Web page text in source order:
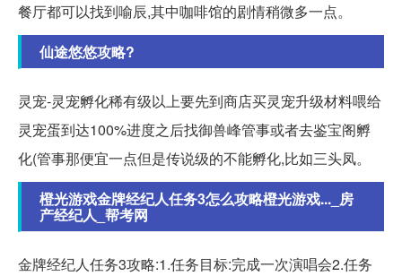
餐厅都可以找到喻辰,其中咖啡馆的剧情稍微多一点。
仙途悠悠攻略?
灵宠-灵宠孵化稀有级以上要先到商店买灵宠升级材料喂给
灵宠蛋到达100%进度之后找御兽峰管事或者去鉴宝阁孵
化(管事那便宜一点但是传说级的不能孵化,比如三头凤。
橙光游戏金牌经纪人任务3怎么攻略橙光游戏..._房
产经纪人_帮考网
金牌经纪人任务3攻略:1.任务目标:完成一次演唱会2.任务